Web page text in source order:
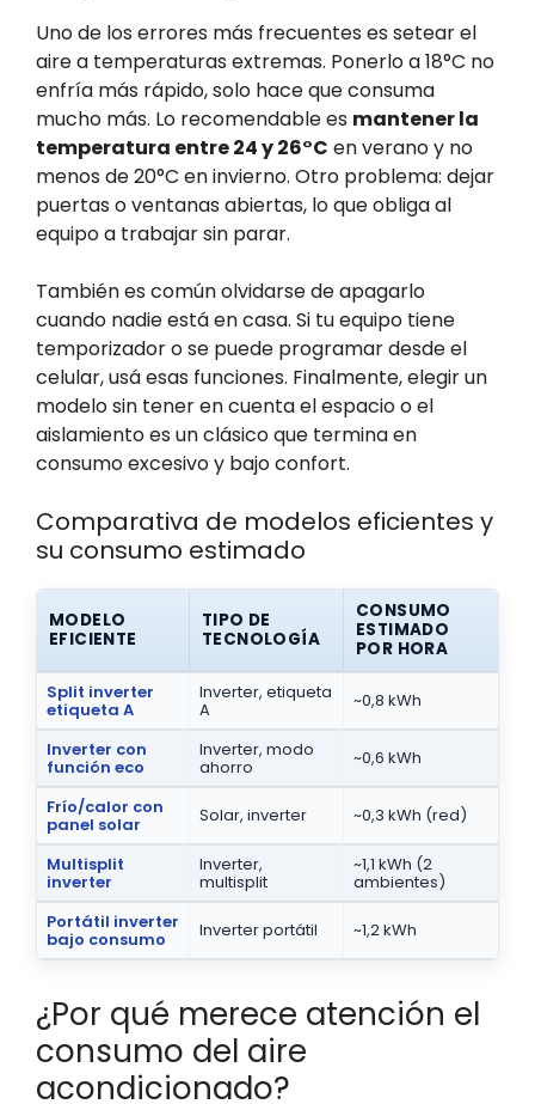
Uno de los errores más frecuentes es setear el
aire a temperaturas extremas. Ponerlo a 18°C no
enfría más rápido, solo hace que consuma
mucho más. Lo recomendable es mantener la
temperatura entre 24 y 26°C en verano y no
menos de 20°C en invierno. Otro problema: dejar
puertas o ventanas abiertas, lo que obliga al
equipo a trabajar sin parar.
También es común olvidarse de apagarlo
cuando nadie está en casa. Si tu equipo tiene
temporizador o se puede programar desde el
celular, usá esas funciones. Finalmente, elegir un
modelo sin tener en cuenta el espacio o el
aislamiento es un clásico que termina en
consumo excesivo y bajo confort.
Comparativa de modelos eficientes y
su consumo estimado
MODELO
EFICIENTE
TIPO DE
TECNOLOGÍA
CONSUMO
ESTIMADO
POR HORA
Split inverter
etiqueta A
Inverter, etiqueta
A ~0,8 kWh
Inverter con
función eco
Inverter, modo
ahorro ~0,6 kWh
Frío/calor con
panel solar Solar, inverter ~0,3 kWh (red)
Multisplit
inverter
Inverter,
multisplit
~1,1 kWh (2
ambientes)
Portátil inverter
bajo consumo Inverter portátil ~1,2 kWh
¿Por qué merece atención el
consumo del aire
acondicionado?